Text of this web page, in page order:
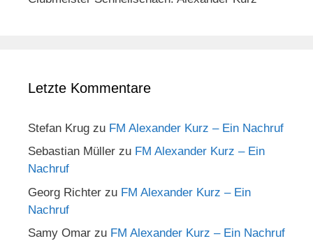
Letzte Kommentare
Stefan Krug zu FM Alexander Kurz – Ein Nachruf
Sebastian Müller zu FM Alexander Kurz – Ein
Nachruf
Georg Richter zu FM Alexander Kurz – Ein
Nachruf
Samy Omar zu FM Alexander Kurz – Ein Nachruf